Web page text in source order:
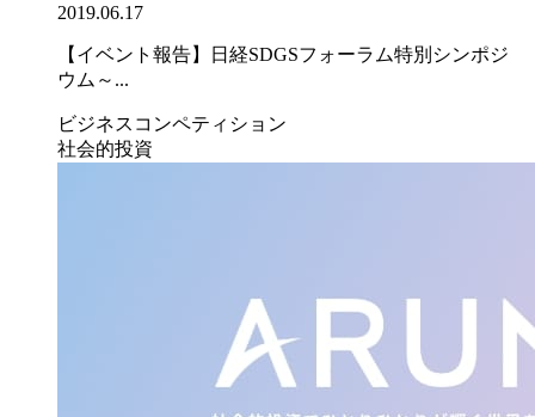
2019.06.17
【イベント報告】日経SDGSフォーラム特別シンポジ
ウム～...
ビジネスコンペティション
社会的投資